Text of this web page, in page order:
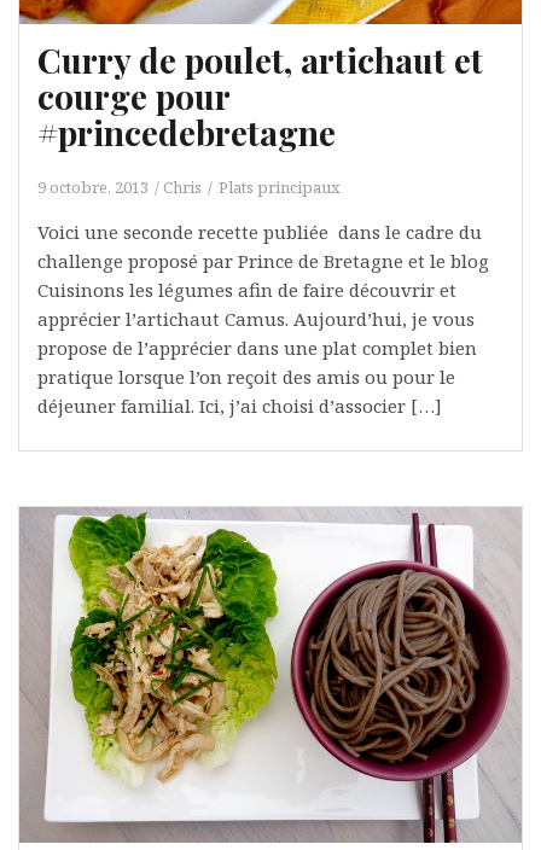
Curry de poulet, artichaut et
courge pour
#princedebretagne
9 octobre, 2013 Chris Plats principaux
Voici une seconde recette publiée dans le cadre du
challenge proposé par Prince de Bretagne et le blog
Cuisinons les légumes afin de faire découvrir et
apprécier l’artichaut Camus. Aujourd’hui, je vous
propose de l’apprécier dans une plat complet bien
pratique lorsque l’on reçoit des amis ou pour le
déjeuner familial. Ici, j’ai choisi d’associer […]